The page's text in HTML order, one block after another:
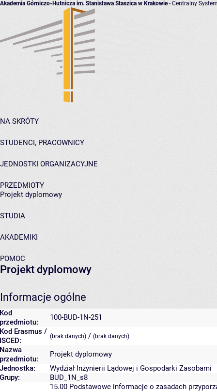
Akademia Górniczo-Hutnicza im. Stanisława Staszica w Krakowie- Centralny
NA SKRÓTY
STUDENCI, PRACOWNICY
JEDNOSTKI ORGANIZACYJNE
PRZEDMIOTY
Projekt dyplomowy
STUDIA
AKADEMIKI
POMOC
Projekt dyplomowy
Informacje ogólne
Kod
przedmiotu:
100-BUD-1N-251
Kod Erasmus /
ISCED:
(brak danych) / (brak danych)
Nazwa
przedmiotu:
Projekt dyplomowy
Jednostka:
Wydział Inżynierii Lądowej i Gospodarki Zasobami
Grupy:
BUD_1N_s8
15.00 Podstawowe informacje o zasadach